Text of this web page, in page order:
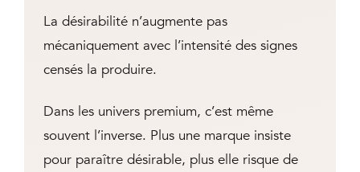
La désirabilité n’augmente pas
mécaniquement avec l’intensité des signes
censés la produire.
Dans les univers premium, c’est même
souvent l’inverse. Plus une marque insiste
pour paraître désirable, plus elle risque de